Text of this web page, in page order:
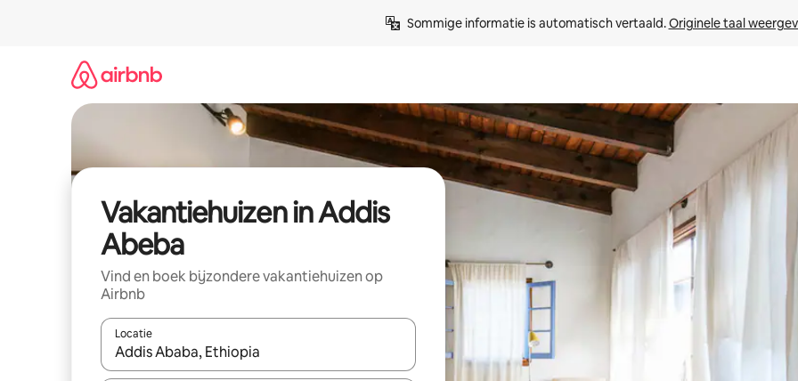
Sommige informatie is automatisch vertaald. Originele taal
Vakantiehuizen in Addis
Abeba
Vind en boek bijzondere vakantiehuizen op
Airbnb
Locatie
Wanneer er suggesties beschikbaar zijn, maak je een keuze met je de pijltjestoetsen omhoog en omlaag, óf door te